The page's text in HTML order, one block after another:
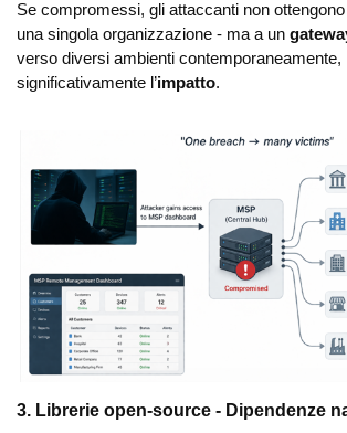
Se compromessi, gli attaccanti non
una singola organizzazione - ma a un
verso diversi ambienti contemporaneamente,
significativamente l’impatto.
3. Librerie open-source - Dipendenze